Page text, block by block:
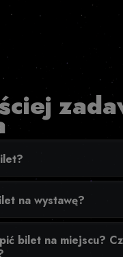
online lub w kasie
na wystawę?
sprawdzić w
bilet na miejscu?